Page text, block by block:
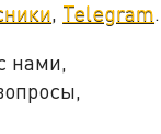
Telegram
нами,